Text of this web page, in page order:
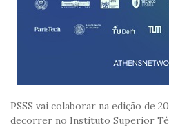
PSSS vai colaborar na edição de
decorrer no Instituto Superior